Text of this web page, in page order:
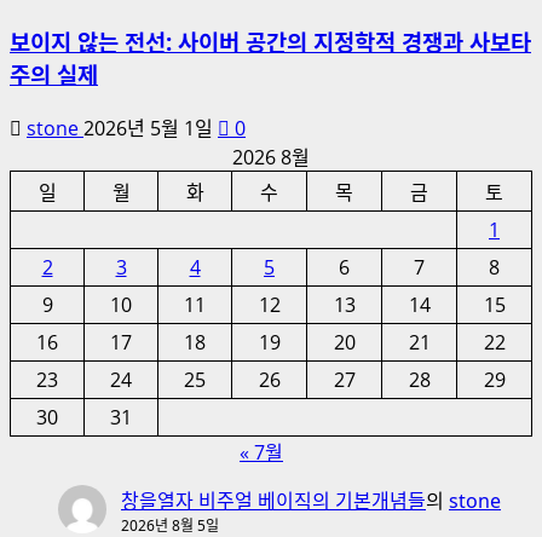
보이지 않는 전선: 사이버 공간의 지정학적 경쟁과 사보타
주의 실제
stone2026년 5월 1일
0
2026 8월
일
월 화 수 목 금
토
1
2
3 4 5 6 7
8
9
10 11 12 13 14
15
16
17 18 19 20 21
22
23
24 25 26 27 28
29
30
31
« 7월
창을열자 비주얼 베이직의 기본개념들의 stone
2026년 8월 5일